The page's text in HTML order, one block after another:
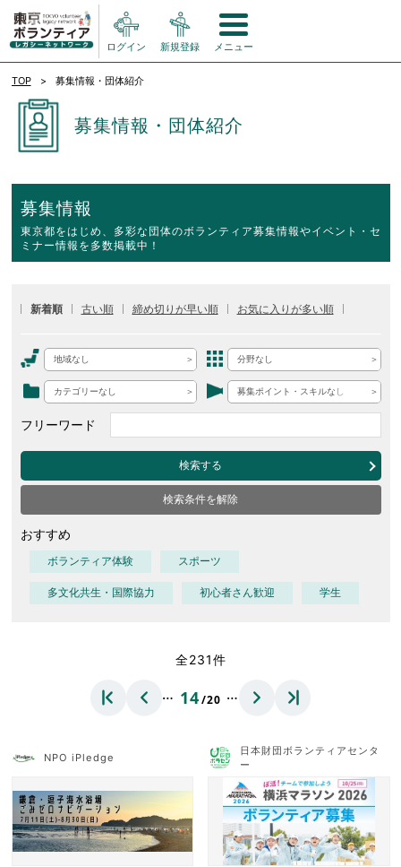
ログイン 新規登録 メニュー
TOP 募集情報・団体紹介
募集情報・団体紹介
募集情報
東京都をはじめ、多彩な団体のボランティア募集情報やイベント・セ
ミナー情報を多数掲載中！
新着順 古い順 締め切りが早い順 お気に入りが多い順
地域なし 分野なし
カテゴリーなし 募集ポイント・スキルなし
フリーワード
検索する
検索条件を解除
おすすめ
ボランティア体験 スポーツ
多文化共生・国際協力 初心者さん歓迎 学生
全231件
… 14/20 …
NPO iPledge
日本財団ボランティアセンタ
ー